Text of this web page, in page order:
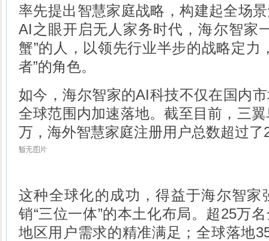
率先提出智慧家庭战略，构建起全场
AI之眼开启无人家务时代，海尔智家
蟹”的人，以领先行业半步的战略定力
者”的角色。
如今，海尔智家的AI科技不仅在国内
全球范围内加速落地。截至目前，三
万，海外智慧家庭注册用户总数超过了
这种全球化的成功，得益于海尔智家
销“三位一体”的本土化布局。超25万
地区用户需求的精准满足；全球落地